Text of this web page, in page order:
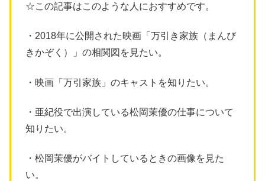
☆この記事はこのような人におすすめです。
・2018年に公開された映画「万引き家族（まんび
きかぞく）」の相関図を見たい。
・映画「万引家族」のキャストを知りたい。
・亜紀役で出演している松岡茉優の仕事について
知りたい。
・松岡茉優がバイトしているときの画像を見た
い。